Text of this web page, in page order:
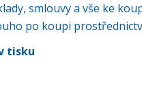
smlouvy a vše ke
po koupi
tisku